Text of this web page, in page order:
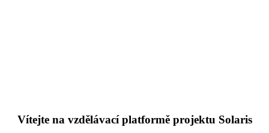
Vítejte na vzdělávací platformě projektu Solaris